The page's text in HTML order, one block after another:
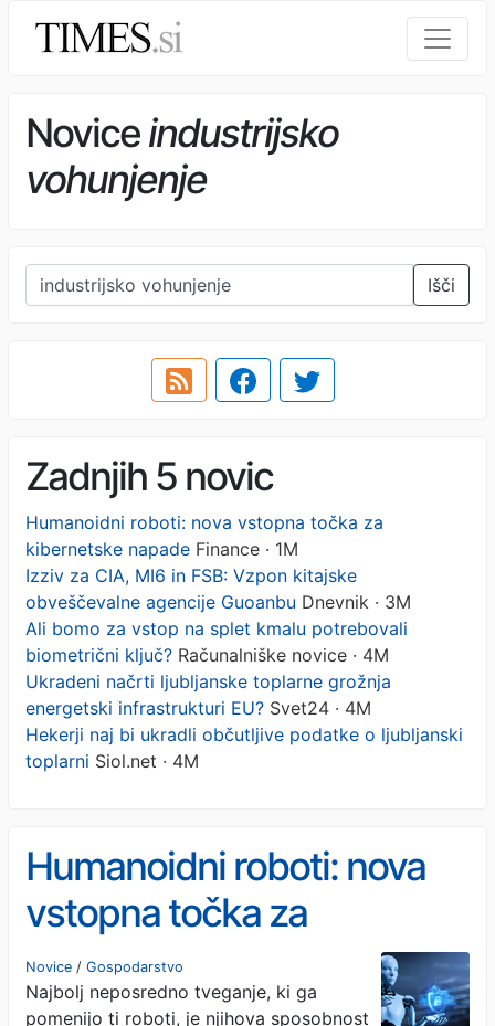
Noviceindustrijsko
vohunjenje
Išči
Zadnjih 5 novic
Humanoidni roboti: nova vstopna točka za
kibernetske napade Finance · 1M
Izziv za CIA, MI6 in FSB: Vzpon kitajske
obveščevalne agencije Guoanbu Dnevnik · 3M
Ali bomo za vstop na splet kmalu potrebovali
biometrični ključ? Računalniške novice · 4M
Ukradeni načrti ljubljanske toplarne grožnja
energetski infrastrukturi EU? Svet24 · 4M
Hekerji naj bi ukradli občutljive podatke o ljubljanski
toplarni Siol.net · 4M
Humanoidni roboti: nova
vstopna točka za
kibernetske napade
Novice / Gospodarstvo
Najbolj neposredno tveganje, ki ga
pomenijo ti roboti, je njihova sposobnost